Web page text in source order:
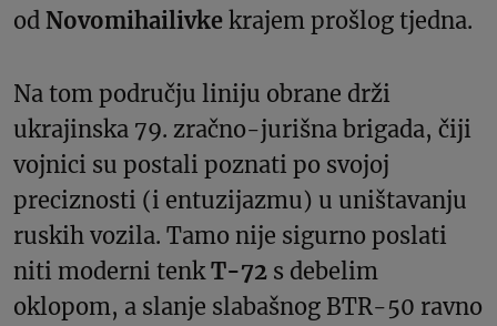
od Novomihailivke krajem prošlog tjedna.
Na tom području liniju obrane drži
ukrajinska 79. zračno-jurišna brigada, čiji
vojnici su postali poznati po svojoj
preciznosti (i entuzijazmu) u uništavanju
ruskih vozila. Tamo nije sigurno poslati
niti moderni tenk T-72 s debelim
oklopom, a slanje slabašnog BTR-50 ravno